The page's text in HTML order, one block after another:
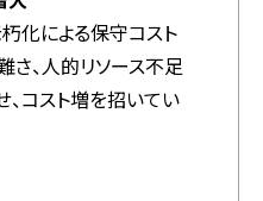
化による保守コスト
さ、人的リソース不足
コスト増を招いてい